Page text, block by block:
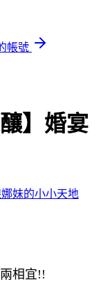
帳號
】婚宴
妹的小小天地
相宜!!